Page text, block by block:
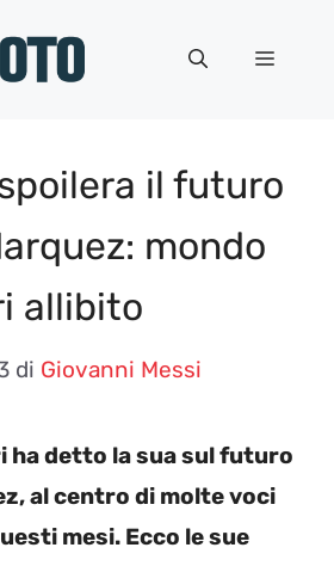
Menu
il futuro
mondo
allibito
di Giovanni Messi
ha detto la sua sul futuro
al centro di molte voci
mesi. Ecco le sue